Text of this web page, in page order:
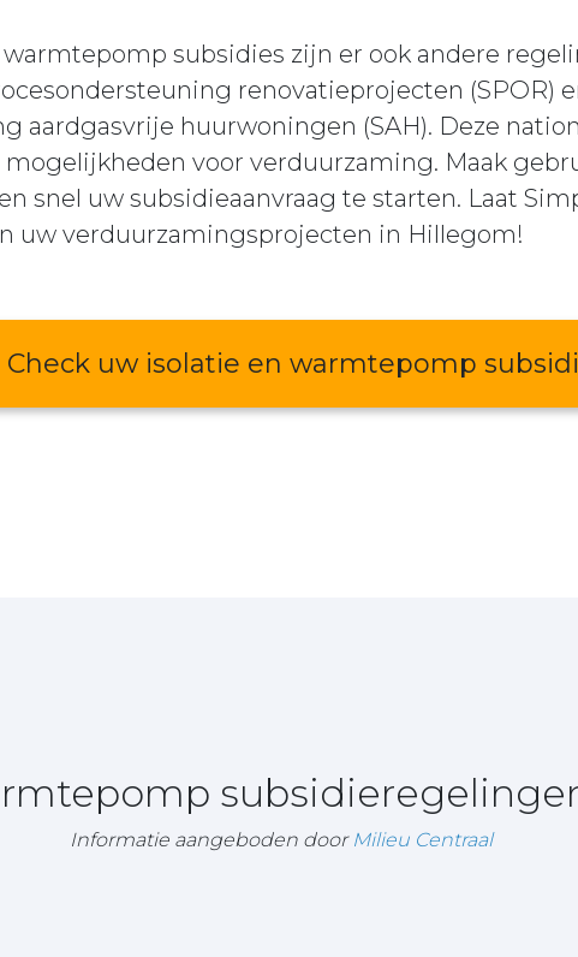
warmtepomp subsidies zijn er ook andere
renovatieprojecten (SPOR)
aardgasvrije huurwoningen (SAH). Deze
voor verduurzaming. Maak
snel uw subsidieaanvraag te starten. Laat
uw verduurzamingsprojecten in Hillegom!
Check uw isolatie en warmtepomp
Informatie aangeboden door Milieu Centraal